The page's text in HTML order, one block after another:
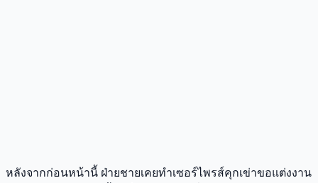
หลังจากก่อนหน้านี้ ฝ่ายชายเคยทำเซอร์ไพรส์คุกเข่าขอแต่งงาน